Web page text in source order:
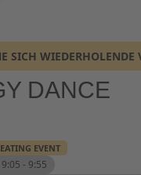
SICH WIEDERHOLENDE
DANCE
EVENT
9:05 - 9:55